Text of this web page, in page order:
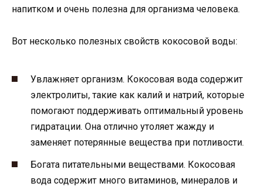
напитком и очень полезна для организма человека.
Вот несколько полезных свойств кокосовой воды:
Увлажняет организм. Кокосовая вода содержит
электролиты, такие как калий и натрий, которые
помогают поддерживать оптимальный уровень
гидратации. Она отлично утоляет жажду и
заменяет потерянные вещества при потливости.
Богата питательными веществами. Кокосовая
вода содержит много витаминов, минералов и